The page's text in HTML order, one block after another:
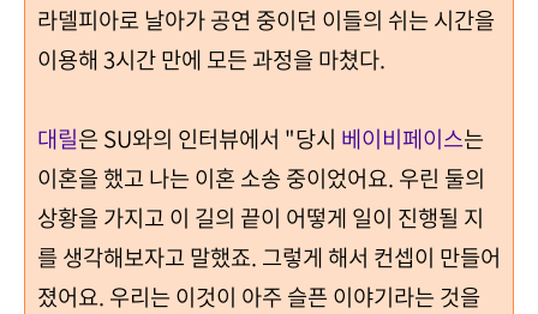
라델피아로 날아가 공연 중이던 이들의 쉬는 시간을
이용해 3시간 만에 모든 과정을 마쳤다.
대릴은 SU와의 인터뷰에서 "당시 베이비페이스는
이혼을 했고 나는 이혼 소송 중이었어요. 우린 둘의
상황을 가지고 이 길의 끝이 어떻게 일이 진행될 지
를 생각해보자고 말했죠. 그렇게 해서 컨셉이 만들어
졌어요. 우리는 이것이 아주 슬픈 이야기라는 것을